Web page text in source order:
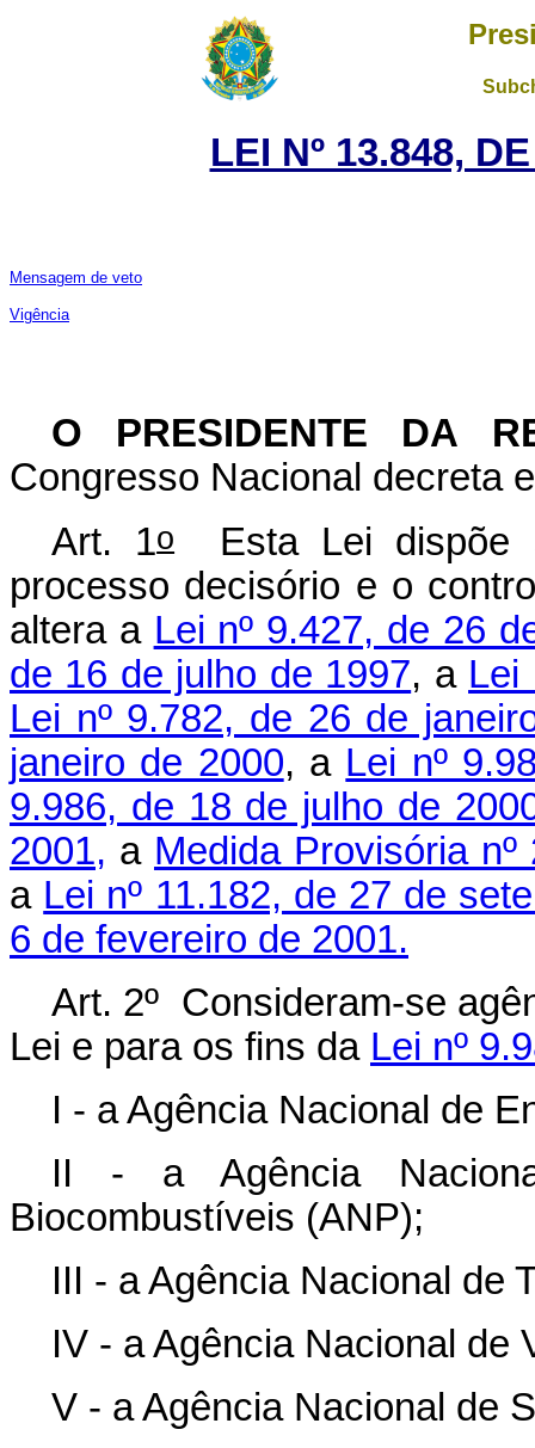
LEI Nº 13.848,
Mensagem de veto
Vigência
O PRESIDENTE DA
Congresso Nacional decreta
Art. 1oEsta Lei dispõe
processo decisório e o
altera a Lei nº 9.427, de 26
de 16 de julho de 1997, a Lei
Lei nº 9.782, de 26 de
janeiro de 2000, a Lei nº
9.986, de 18 de julho de
2001, a Medida Provisória
a Lei nº 11.182, de 27 de
6 de fevereiro de 2001.
Art. 2º Consideram-se
Lei e para os fins da Lei nº
I - a Agência Nacional de
II - a Agência
Biocombustíveis (ANP);
III - a Agência Nacional de
IV - a Agência Nacional de
V - a Agência Nacional de